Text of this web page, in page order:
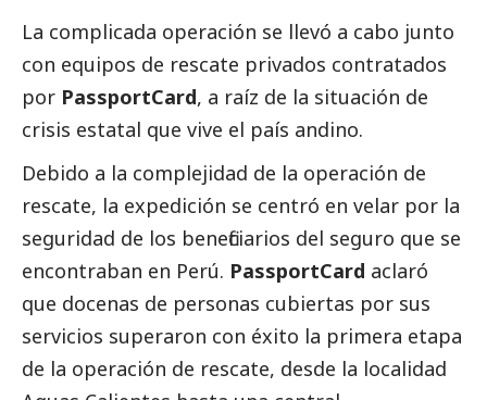
La complicada operación se llevó a cabo junto
con equipos de rescate privados contratados
por PassportCard, a raíz de la situación de
crisis estatal que vive el país andino.
Debido a la complejidad de la operación de
rescate, la expedición se centró en velar por la
seguridad de los beneficiarios del seguro que se
encontraban en Perú. PassportCard aclaró
que docenas de personas cubiertas por sus
servicios superaron con éxito la primera etapa
de la operación de rescate, desde la localidad